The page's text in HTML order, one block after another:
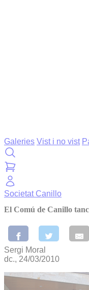
Galeries Vist i no vist
Societat Canillo
El Comú de Canillo
Sergi Moral
dc., 24/03/2010